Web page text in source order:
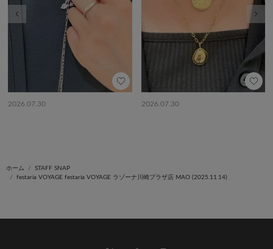
2026.07.30 2026.07.30
ホーム
STAFF SNAP
festaria VOYAGE festaria VOYAGE ラゾーナ川崎プラザ店 MAO (2025.11.14)